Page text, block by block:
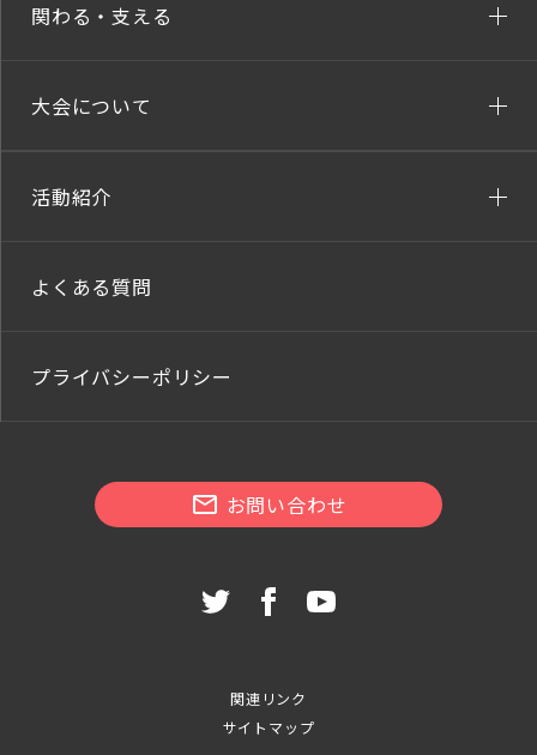
関わる・支える
大会について
活動紹介
よくある質問
プライバシーポリシー
お問い合わせ
関連リンク
サイトマップ